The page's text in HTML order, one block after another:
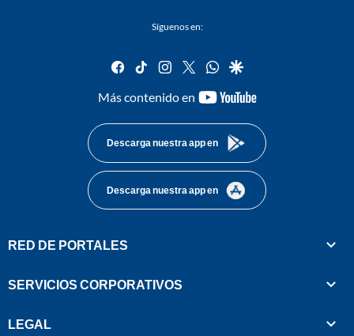
Síguenos en:
facebook
tiktok instagram
twitterwhatsapp
google
Más contenido en
youtube-
Descarga nuestra app en
Descarga nuestra app en
RED DE PORTALES
SERVICIOS CORPORATIVOS
LEGAL